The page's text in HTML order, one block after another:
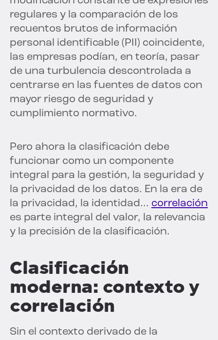
regulares y la comparación de los
recuentos brutos de información
personal identificable (PII) coincidente,
las empresas podían, en teoría, pasar
de una turbulencia descontrolada a
centrarse en las fuentes de datos con
mayor riesgo de seguridad y
cumplimiento normativo.
Pero ahora la clasificación debe
funcionar como un componente
integral para la gestión, la seguridad y
la privacidad de los datos. En la era de
la privacidad, la identidad... correlación
es parte integral del valor, la relevancia
y la precisión de la clasificación.
Clasificación
moderna: contexto y
correlación
Sin el contexto derivado de la